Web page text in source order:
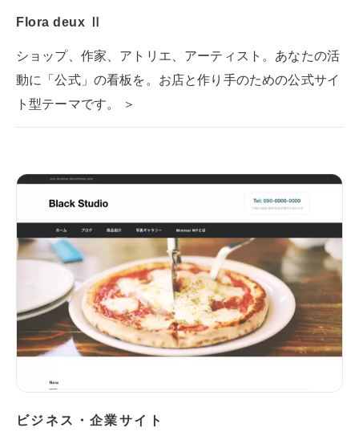
Flora deux Ⅱ
ショップ、作家、アトリエ、アーティスト。あなたの活
動に「公式」の看板を。お店と作り手のための公式サイ
ト型テーマです。 ＞
ビジネス・企業サイト